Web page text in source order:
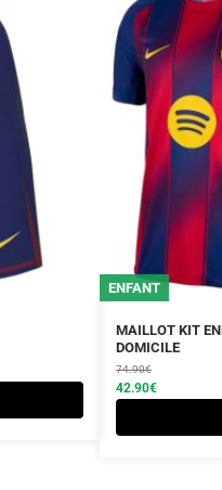
ENFANT
MAILLOT KIT
DOMICILE
74.90€
Le
prix
initial
était :
42.90€
Le
prix
actuel
est :
Ce
produit
a
plusieurs
variations.